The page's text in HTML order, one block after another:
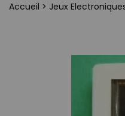
Accueil > Jeux